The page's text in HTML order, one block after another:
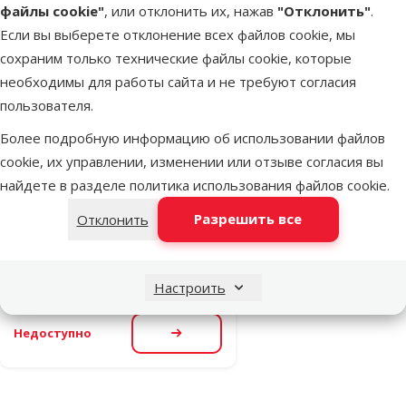
файлы cookie", или отклонить их, нажав "Отклонить".
Если вы выберете отклонение всех файлов cookie, мы
сохраним только технические файлы cookie, которые
необходимы для работы сайта и не требуют согласия
пользователя.
Более подробную информацию об использовании файлов
cookie, их управлении, изменении или отзыве согласия вы
найдете в разделе политика использования файлов cookie.
Отклонить
Разрешить все
Настроить
Недоступно
Бесплатная
Посмотреть
собачьей
будки – TRIXIE
Door Dog
Kennel, 33 x 44
Недоступно Посмотреть